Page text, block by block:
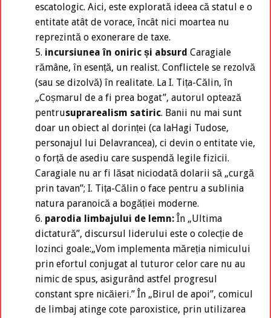
escatologic. Aici, este explorată ideea că statul e o
entitate atât de vorace, încât nici moartea nu
reprezintă o exonerare de taxe.
incursiunea în oniric și absurd Caragiale
rămâne, în esență, un realist. Conflictele se rezolvă
(sau se dizolvă) în realitate. La I. Tița-Călin, în
„Coșmarul de a fi prea bogat”, autorul optează
pentrusuprarealism satiric. Banii nu mai sunt
doar un obiect al dorinței (ca laHagi Tudose,
personajul lui Delavrancea), ci devin o entitate vie,
o forță de asediu care suspendă legile fizicii.
Caragiale nu ar fi lăsat niciodată dolarii să „curgă
prin tavan”; I. Tița-Călin o face pentru a sublinia
natura paranoică a bogăției moderne.
parodia limbajului de lemn: În „Ultima
dictatură”, discursul liderului este o colecție de
lozinci goale:„Vom implementa măreția nimicului
prin efortul conjugat al tuturor celor care nu au
nimic de spus, asigurând astfel progresul
constant spre nicăieri.” În „Birul de apoi”, comicul
de limbaj atinge cote paroxistice, prin utilizarea